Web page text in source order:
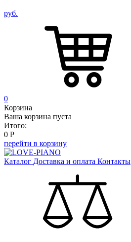
руб.
0
Корзина
Ваша корзина пуста
Итого:
0 Р
перейти в корзину
Каталог Доставка и оплата Контакты